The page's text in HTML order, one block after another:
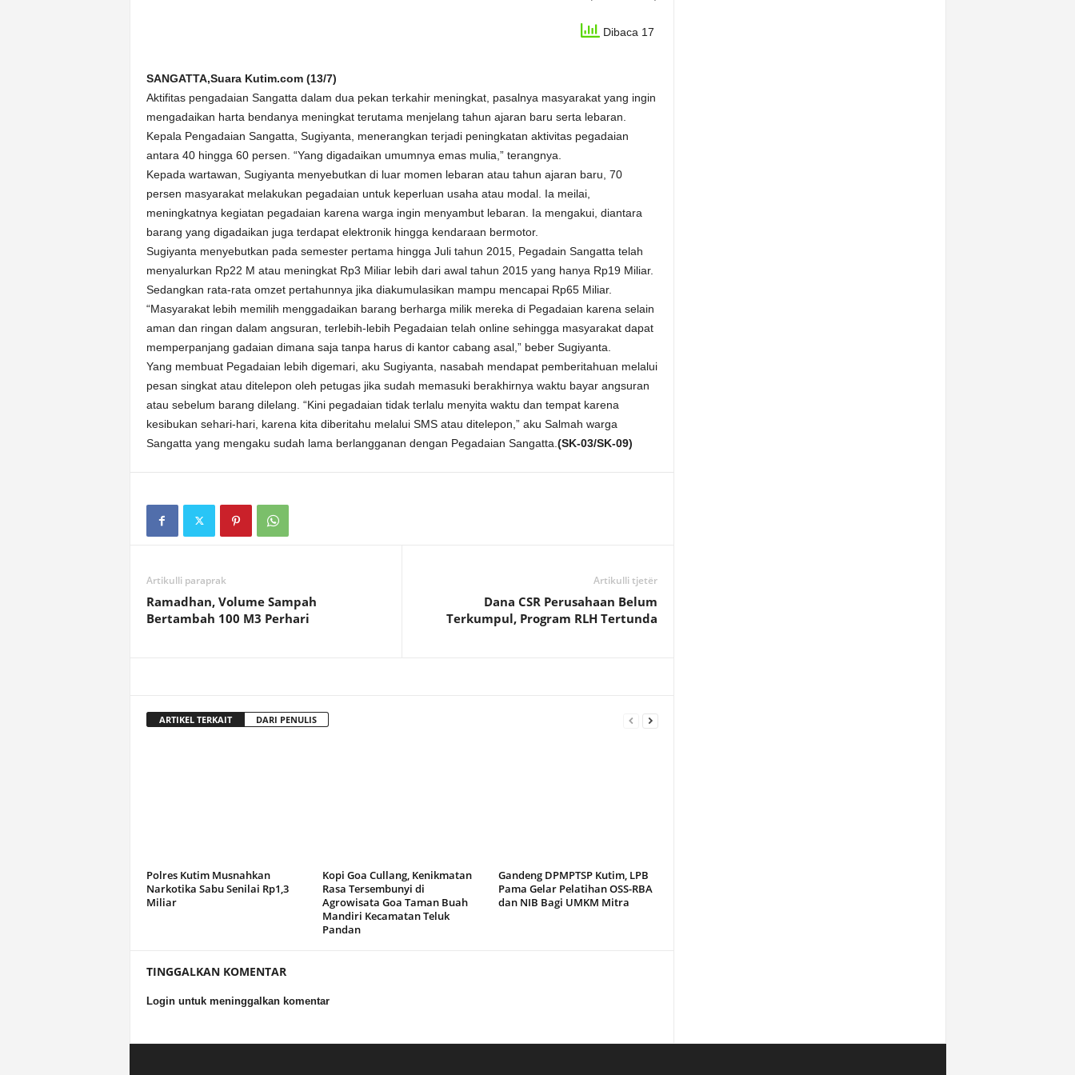
Dibaca 17
SANGATTA,Suara Kutim.com (13/7)
Aktifitas pengadaian Sangatta dalam dua pekan terkahir meningkat, pasalnya masyarakat yang ingin
mengadaikan harta bendanya meningkat terutama menjelang tahun ajaran baru serta lebaran.
Kepala Pengadaian Sangatta, Sugiyanta, menerangkan terjadi peningkatan aktivitas pegadaian
antara 40 hingga 60 persen. “Yang digadaikan umumnya emas mulia,” terangnya.
Kepada wartawan, Sugiyanta menyebutkan di luar momen lebaran atau tahun ajaran baru, 70
persen masyarakat melakukan pegadaian untuk keperluan usaha atau modal. Ia meilai,
meningkatnya kegiatan pegadaian karena warga ingin menyambut lebaran. Ia mengakui, diantara
barang yang digadaikan juga terdapat elektronik hingga kendaraan bermotor.
Sugiyanta menyebutkan pada semester pertama hingga Juli tahun 2015, Pegadain Sangatta telah
menyalurkan Rp22 M atau meningkat Rp3 Miliar lebih dari awal tahun 2015 yang hanya Rp19 Miliar.
Sedangkan rata-rata omzet pertahunnya jika diakumulasikan mampu mencapai Rp65 Miliar.
“Masyarakat lebih memilih menggadaikan barang berharga milik mereka di Pegadaian karena selain
aman dan ringan dalam angsuran, terlebih-lebih Pegadaian telah online sehingga masyarakat dapat
memperpanjang gadaian dimana saja tanpa harus di kantor cabang asal,” beber Sugiyanta.
Yang membuat Pegadaian lebih digemari, aku Sugiyanta, nasabah mendapat pemberitahuan melalui
pesan singkat atau ditelepon oleh petugas jika sudah memasuki berakhirnya waktu bayar angsuran
atau sebelum barang dilelang. “Kini pegadaian tidak terlalu menyita waktu dan tempat karena
kesibukan sehari-hari, karena kita diberitahu melalui SMS atau ditelepon,” aku Salmah warga
Sangatta yang mengaku sudah lama berlangganan dengan Pegadaian Sangatta. (SK-03/SK-09)
Artikulli paraprak
Ramadhan, Volume Sampah
Bertambah 100 M3 Perhari
Artikulli tjetër
Dana CSR Perusahaan Belum
Terkumpul, Program RLH Tertunda
ARTIKEL TERKAIT DARI PENULIS
Polres Kutim Musnahkan
Narkotika Sabu Senilai Rp1,3
Miliar
Kopi Goa Cullang, Kenikmatan
Rasa Tersembunyi di
Agrowisata Goa Taman Buah
Mandiri Kecamatan Teluk
Pandan
Gandeng DPMPTSP Kutim, LPB
Pama Gelar Pelatihan OSS-RBA
dan NIB Bagi UMKM Mitra
TINGGALKAN KOMENTAR
Login untuk meninggalkan komentar